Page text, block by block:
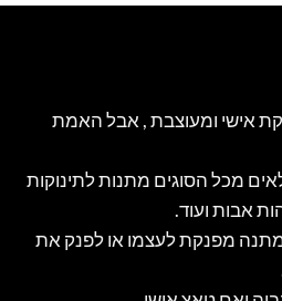
אישי ומעוצבת , אבל האמת
מכל הסוגים מתנות לתינוקות
אבות ועוד.
מתנה מפנקת לעצמו או לפנק את